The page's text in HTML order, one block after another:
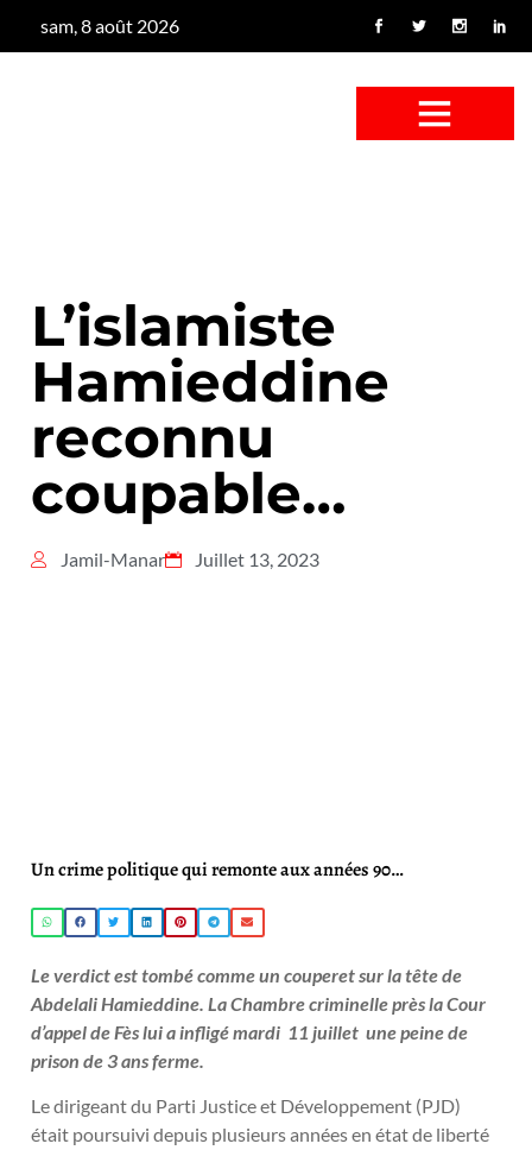
sam, 8 août 2026
L’islamiste
Hamieddine
reconnu
coupable…
Jamil-Manar Juillet 13, 2023
Un crime politique qui remonte aux années 90…
Le verdict est tombé comme un couperet sur la tête de
Abdelali Hamieddine. La Chambre criminelle près la Cour
d’appel de Fès lui a infligé mardi 11 juillet une peine de
prison de 3 ans ferme.
Le dirigeant du Parti Justice et Développement (PJD)
était poursuivi depuis plusieurs années en état de liberté